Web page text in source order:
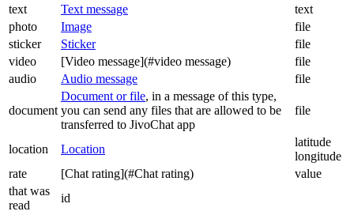
text
Text message
text
photo
Image
file
sticker
Sticker
file
video
[Video message](#video message)
file
audio
Audio message file
document
Document or file, in a message of this type,
you can send any files that are allowed to be
transferred to JivoChat app
file
location Location
latitude
longitude
rate
[Chat rating](#Chat rating)
value
that was
read
id